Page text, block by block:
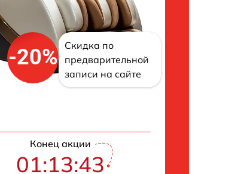
-20%
Скидка по
предварительной
записи на сайте
Конец акции
01:13:42